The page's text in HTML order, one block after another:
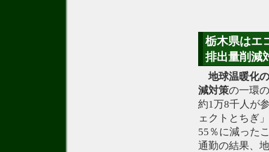
栃木県はエ
排出量削減
地球温暖化
減対策の一環
約1万8千人が
ェクトとちぎ
55％に減った
通勤の結果、